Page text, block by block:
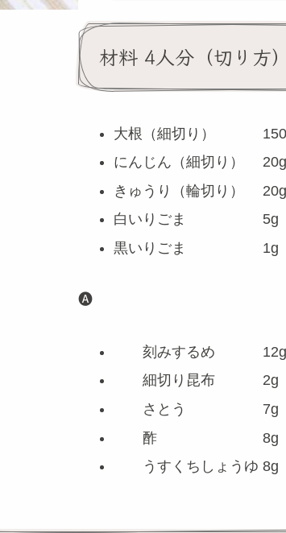
材料 4人分（切り方）
大根（細切り）
にんじん（細切り） 20g
きゅうり（輪切り） 20g
白いりごま 5g
黒いりごま 1g
🅐
刻みするめ 12g
細切り昆布 2g
さとう 7g
酢 8g
うすくちしょうゆ 8g